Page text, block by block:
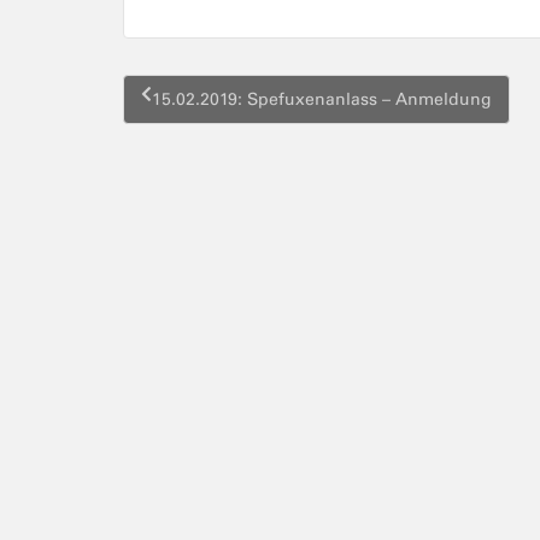
Beitragsnavigation
15.02.2019: Spefuxenanlass – Anmeldung